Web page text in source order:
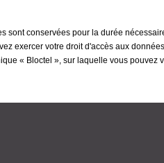
sont conservées pour la durée
exercer votre droit d'accès aux
« Bloctel », sur laquelle vous pouvez